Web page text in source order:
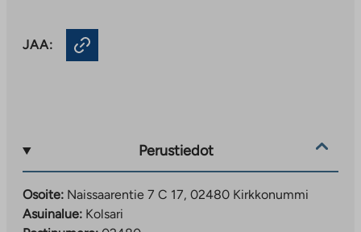
JAA:
Perustiedot
Osoite: Naissaarentie 7 C 17, 02480 Kirkkonummi
Asuinalue: Kolsari